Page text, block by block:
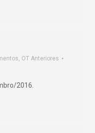
, OT Anteriores
2016.